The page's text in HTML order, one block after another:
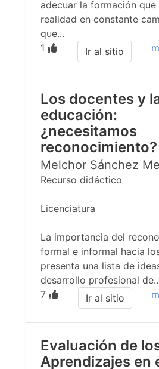
adecuar la formación que
realidad en constante
que...
1
Ir al sitio
Los docentes y
educación:
¿necesitamos
reconocimiento?
Melchor Sánchez
Recurso didáctico
Licenciatura
La importancia del
formal e informal hacia
presenta una lista de
desarrollo profesional
7
Ir al sitio
Evaluación de
Aprendizajes en